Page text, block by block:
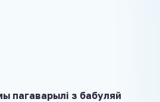
пагаварылі з бабуляй